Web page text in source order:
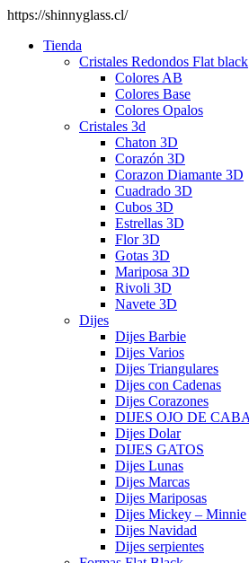
https://shinnyglass.cl/
Tienda
Cristales Redondos Flat black
Colores AB
Colores Base
Colores Opalos
Cristales 3d
Chaton 3D
Corazón 3D
Corazon Diamante 3D
Cuadrado 3D
Cubos 3D
Estrellas 3D
Flor 3D
Gotas 3D
Mariposa 3D
Rivoli 3D
Navete 3D
Dijes
Dijes Barbie
Dijes Varios
Dijes Triangulares
Dijes con Cadenas
Dijes Corazones
DIJES OJO DE
Dijes Dolar
DIJES GATOS
Dijes Lunas
Dijes Marcas
Dijes Mariposas
Dijes Mickey – Minnie
Dijes Navidad
Dijes serpientes